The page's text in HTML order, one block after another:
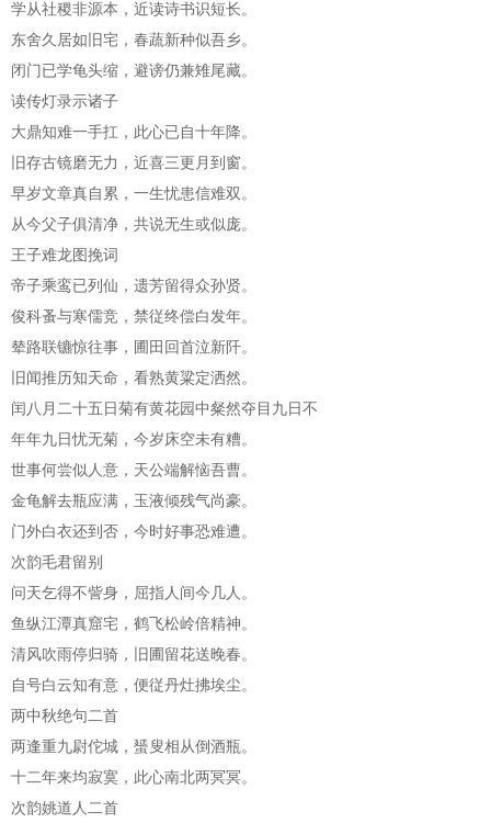
学从社稷非源本，近读诗书识短长。
东舍久居如旧宅，春蔬新种似吾乡。
闭门已学龟头缩，避谤仍兼雉尾藏。
读传灯录示诸子
大鼎知难一手扛，此心已自十年降。
旧存古镜磨无力，近喜三更月到窗。
早岁文章真自累，一生忧患信难双。
从今父子俱清净，共说无生或似庞。
王子难龙图挽词
帝子乘鸾已列仙，遗芳留得众孙贤。
俊科蚤与寒儒竞，禁従终偿白发年。
辇路联镳惊往事，圃田回首泣新阡。
旧闻推历知天命，看熟黄粱定洒然。
闰八月二十五日菊有黄花园中粲然夺目九日不
年年九日忧无菊，今岁床空未有糟。
世事何尝似人意，天公端解恼吾曹。
金龟解去瓶应满，玉液倾残气尚豪。
门外白衣还到否，今时好事恐难遭。
次韵毛君留别
问天乞得不訾身，屈指人间今几人。
鱼纵江潭真窟宅，鹤飞松岭倍精神。
清风吹雨停归骑，旧圃留花送晚春。
自号白云知有意，便従丹灶拂埃尘。
两中秋绝句二首
两逢重九尉佗城，蜑叟相从倒酒瓶。
十二年来均寂寞，此心南北两冥冥。
次韵姚道人二首